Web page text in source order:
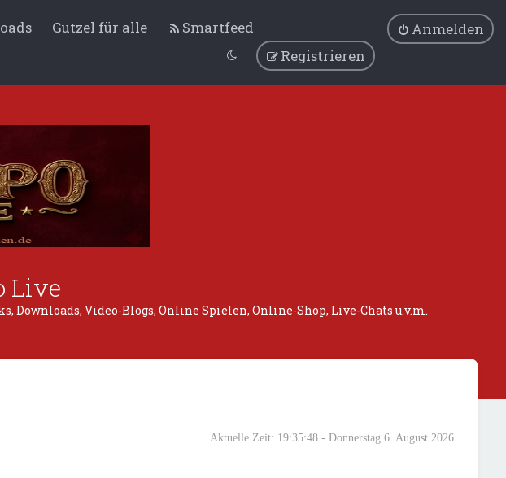
Gutzel für alle Smartfeed
Anmelden
Registrieren
Live
Video-Blogs, Online Spielen, Online-Shop, Live-Chats u.v.m.
Aktuelle Zeit: 19:35:49 - Donnerstag 6. August 2026